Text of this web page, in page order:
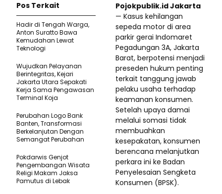
Pojokpublik.id Jakarta
— Kasus kehilangan
sepeda motor di area
parkir gerai Indomaret
Pegadungan 3A, Jakarta
Barat, berpotensi menjadi
preseden hukum penting
terkait tanggung jawab
pelaku usaha terhadap
keamanan konsumen.
Setelah upaya damai
melalui somasi tidak
membuahkan
kesepakatan, konsumen
berencana melanjutkan
perkara ini ke Badan
Penyelesaian Sengketa
Konsumen (BPSK).
Pos Terkait
Hadir di Tengah Warga,
Anton Suratto Bawa
Kemudahan Lewat
Teknologi ​
Wujudkan Pelayanan
Berintegritas, Kejari
Jakarta Utara Sepakati
Kerja Sama Pengawasan
Terminal Koja
Perubahan Logo Bank
Banten, Transformasi
Berkelanjutan Dengan
Semangat Perubahan
Pokdarwis Genjot
Pengembangan Wisata
Religi Makam Jaksa
Pamutus di Lebak